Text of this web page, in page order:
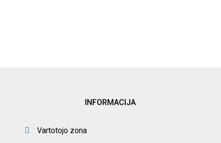
INFORMACIJA
Vartotojo zona